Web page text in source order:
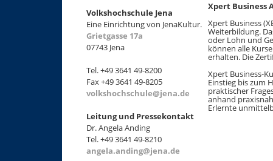
Volkshochschule Jena
Eine Einrichtung von JenaKultur.
Grietgasse 17a
07743 Jena
Tel. +49 3641 49-8200
Fax +49 3641 49-8205
volkshochschule@jena.de
Leitung und Pressekontakt
Dr. Angela Anding
Tel. +49 3641 49-8210
angela.anding@jena.de
Xpert Business
Xpert Business
Weiterbildung.
oder Lohn und
können alle
erhalten. Die
Xpert Business-
Einstieg bis zum
praktischer
anhand
Erlernte